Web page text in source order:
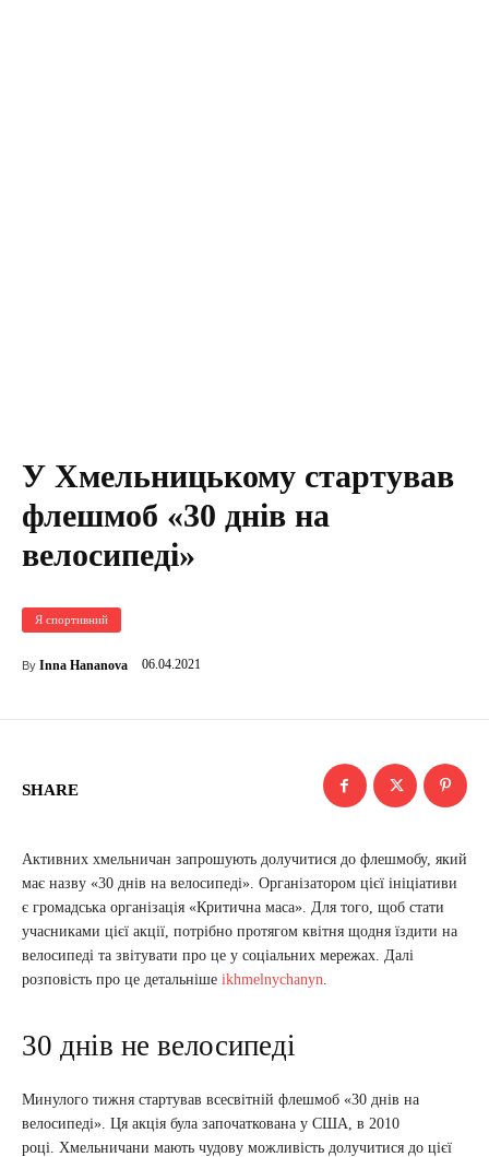
У Хмельницькому стартував
флешмоб «30 днів на
велосипеді»
Я спортивний
By Inna Hananova 06.04.2021
SHARE
Активних хмельничан запрошують долучитися до флешмобу, який
має назву «30 днів на велосипеді». Організатором цієї ініціативи
є громадська організація «Критична маса». Для того, щоб стати
учасниками цієї акції, потрібно протягом квітня щодня їздити на
велосипеді та звітувати про це у соціальних мережах. Далі
розповість про це детальніше ikhmelnychanyn.
30 днів не велосипеді
Минулого тижня стартував всесвітній флешмоб «30 днів на
велосипеді». Ця акція була започаткована у США, в 2010
році. Хмельничани мають чудову можливість долучитися до цієї